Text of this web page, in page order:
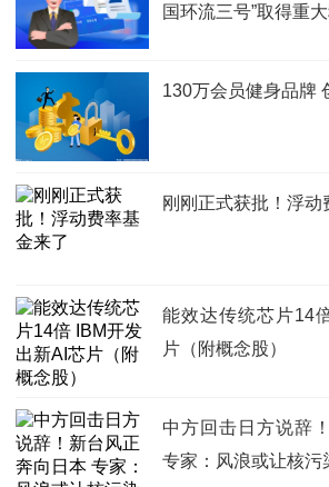
国环流三号”取得重
130万会员健身品牌
刚刚正式获批！浮动
能效达传统芯片14
片（附概念股）
中方回击日方说辞
专家：风浪或让核污